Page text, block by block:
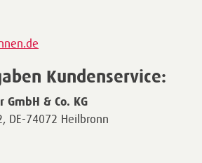
Kundenservice:
GmbH & Co. KG
DE-74072 Heilbronn